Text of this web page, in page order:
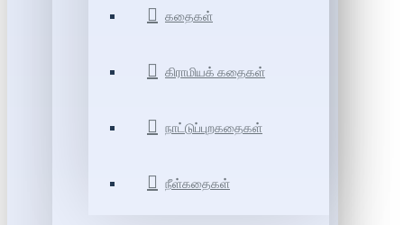
கதைகள்
கிராமியக் கதைகள்
நாட்டுப்புறகதைகள்
நீள்கதைகள்